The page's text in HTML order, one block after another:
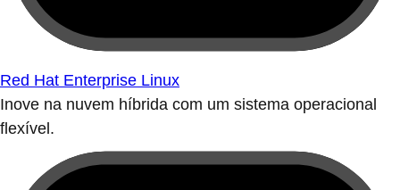
Red Hat Enterprise Linux
Inove na nuvem híbrida com um sistema operacional
flexível.